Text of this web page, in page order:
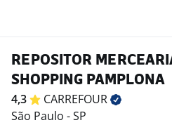
REPOSITOR
SHOPPING PAMPLONA
4,3
CARREFOUR
São Paulo - SP